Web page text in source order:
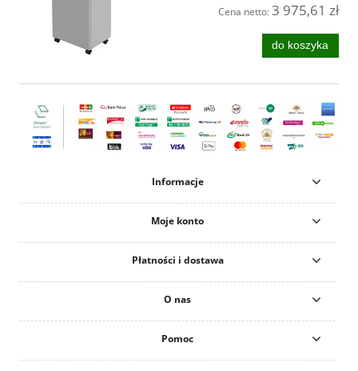
Cena netto:3 975,61 zł
do koszyka
Informacje
Moje konto
Płatności i dostawa
O nas
Pomoc